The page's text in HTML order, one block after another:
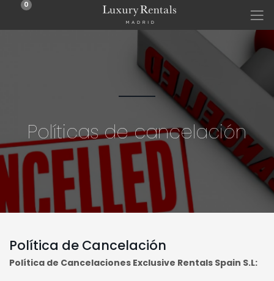
0
Políticas de cancelación
Política de Cancelación
Política de Cancelaciones Exclusive Rentals Spain S.L: